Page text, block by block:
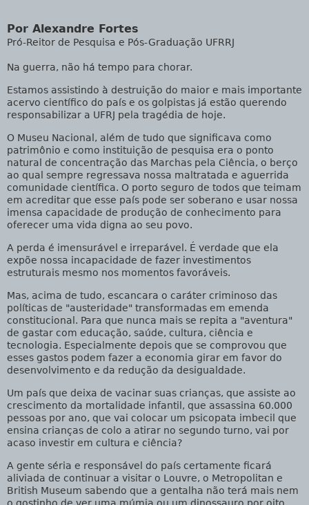
Por Alexandre Fortes
Pró-Reitor de Pesquisa e Pós-Graduação UFRRJ
Na guerra, não há tempo para chorar.
Estamos assistindo à destruição do maior e mais importante
acervo científico do país e os golpistas já estão querendo
responsabilizar a UFRJ pela tragédia de hoje.
O Museu Nacional, além de tudo que significava como
patrimônio e como instituição de pesquisa era o ponto
natural de concentração das Marchas pela Ciência, o berço
ao qual sempre regressava nossa maltratada e aguerrida
comunidade científica. O porto seguro de todos que teimam
em acreditar que esse país pode ser soberano e usar nossa
imensa capacidade de produção de conhecimento para
oferecer uma vida digna ao seu povo.
A perda é imensurável e irreparável. É verdade que ela
expõe nossa incapacidade de fazer investimentos
estruturais mesmo nos momentos favoráveis.
Mas, acima de tudo, escancara o caráter criminoso das
políticas de "austeridade" transformadas em emenda
constitucional. Para que nunca mais se repita a "aventura"
de gastar com educação, saúde, cultura, ciência e
tecnologia. Especialmente depois que se comprovou que
esses gastos podem fazer a economia girar em favor do
desenvolvimento e da redução da desigualdade.
Um país que deixa de vacinar suas crianças, que assiste ao
crescimento da mortalidade infantil, que assassina 60.000
pessoas por ano, que vai colocar um psicopata imbecil que
ensina crianças de colo a atirar no segundo turno, vai por
acaso investir em cultura e ciência?
A gente séria e responsável do país certamente ficará
aliviada de continuar a visitar o Louvre, o Metropolitan e
British Museum sabendo que a gentalha não terá mais nem
o gostinho de ver uma múmia ou um dinossauro por oito